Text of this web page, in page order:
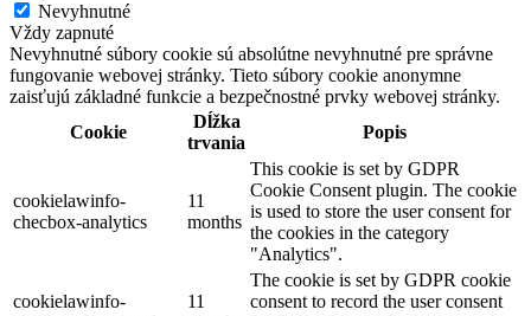
Nevyhnutné
Vždy zapnuté
Nevyhnutné súbory cookie sú absolútne nevyhnutné pre správne
fungovanie webovej stránky. Tieto súbory cookie anonymne
zaisťujú základné funkcie a bezpečnostné prvky webovej stránky.
Cookie
Dĺžka
trvania
Popis
cookielawinfo-
checbox-analytics
11
months
This cookie is set by GDPR
Cookie Consent plugin. The cookie
is used to store the user consent for
the cookies in the category
"Analytics".
cookielawinfo-
11
The cookie is set by GDPR cookie
consent to record the user consent